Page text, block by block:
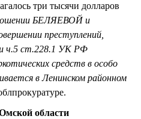
три тысячи долларов
БЕЛЯЕВОЙ и
преступлений,
ч.5 ст.228.1 УК РФ
средств в особо
в Ленинском районном
области